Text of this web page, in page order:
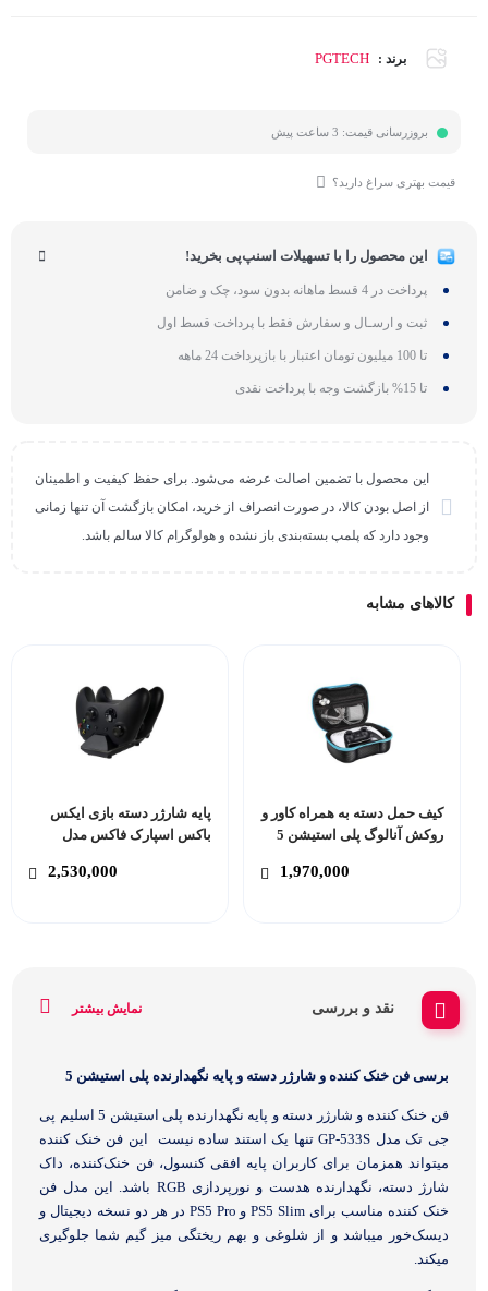
برند : PGTECH
بروزرسانی قیمت: 3 ساعت پیش
قیمت بهتری سراغ دارید؟
این محصول را با تسهیلات اسنپ‌پی بخرید!
پرداخت در 4 قسط ماهانه بدون سود، چک و ضامن
ثبت و ارسـال و سفارش فقط با پرداخت قسط اول
تا 100 میلیون تومان اعتبار با بازپرداخت 24 ماهه
تا 15% بازگشت وجه با پرداخت نقدی
این محصول با تضمین اصالت عرضه می‌شود. برای حفظ کیفیت و اطمینان
از اصل بودن کالا، در صورت انصراف از خرید، امکان بازگشت آن تنها زمانی
وجود دارد که پلمپ بسته‌بندی باز نشده و هولوگرام کالا سالم باشد.
کالاهای مشابه
کیف حمل دسته به همراه کاور و
روکش آنالوگ پلی استیشن 5
1,970,000
پایه شارژر دسته بازی ایکس
باکس اسپارک فاکس مدل
2,530,000
نقد و بررسی نمایش بیشتر
برسی فن خنک کننده و شارژر دسته و پایه نگهدارنده پلی استیشن 5
فن خنک کننده و شارژر دسته و پایه نگهدارنده پلی استیشن 5 اسلیم پی
جی تک مدل GP-533S تنها یک استند ساده نیست این فن خنک کننده
میتواند همزمان برای کاربران پایه افقی کنسول، فن خنک‌کننده، داک
شارژ دسته، نگهدارنده هدست و نورپردازی RGB باشد. این مدل فن
خنک کننده مناسب برای PS5 Slim و PS5 Pro در هر دو نسخه دیجیتال و
دیسک‌خور میباشد و از شلوغی و بهم ریختگی میز گیم شما جلوگیری
میکند.